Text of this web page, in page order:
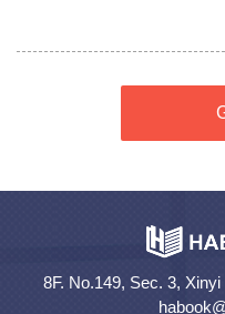
8F. No.149, Sec. 3,